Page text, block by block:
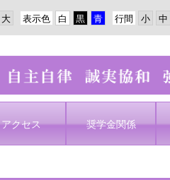
行間
表示色
アクセス 奨学金関係